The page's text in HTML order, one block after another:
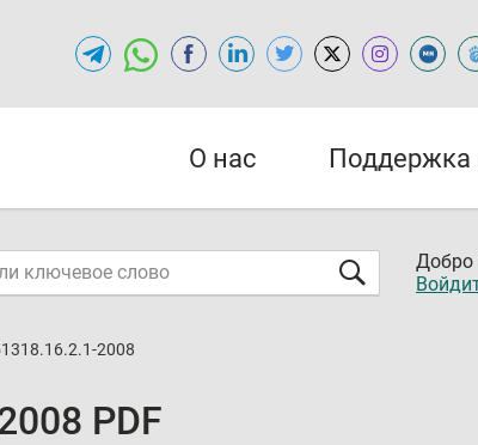
О нас Поддержка
Добро
2008
PDF